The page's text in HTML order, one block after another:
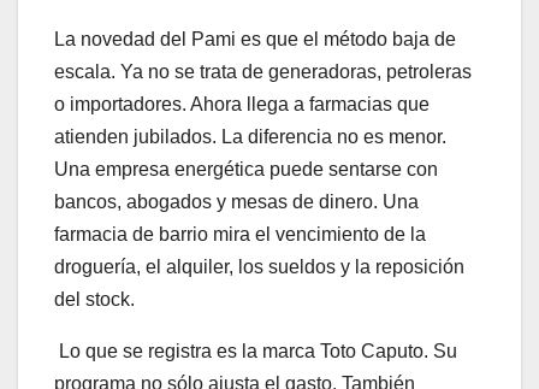
La novedad del Pami es que el método baja de
escala. Ya no se trata de generadoras, petroleras
o importadores. Ahora llega a farmacias que
atienden jubilados. La diferencia no es menor.
Una empresa energética puede sentarse con
bancos, abogados y mesas de dinero. Una
farmacia de barrio mira el vencimiento de la
droguería, el alquiler, los sueldos y la reposición
del stock.
Lo que se registra es la marca Toto Caputo. Su
programa no sólo ajusta el gasto. También